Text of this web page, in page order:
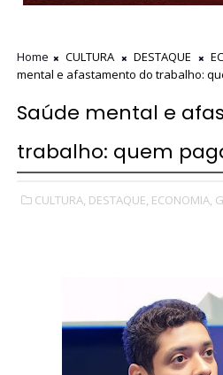
Home CULTURA DESTAQUE
mental e afastamento do trabalho:
Saúde mental e
trabalho: quem
CULTURA, DESTAQUE, ECONOMIA,